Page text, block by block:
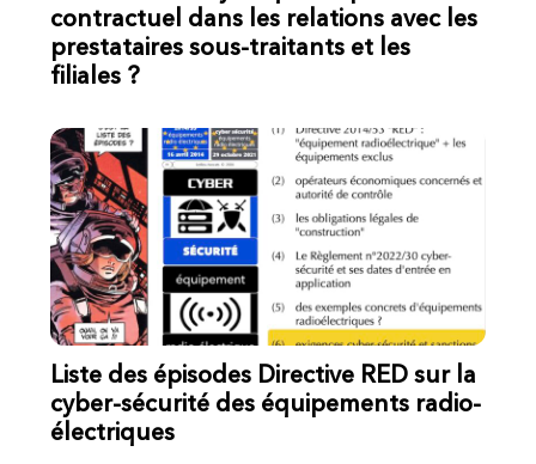
contractuel dans les relations avec les
prestataires sous-traitants et les
filiales ?
Liste des épisodes Directive RED sur la
cyber-sécurité des équipements radio-
électriques